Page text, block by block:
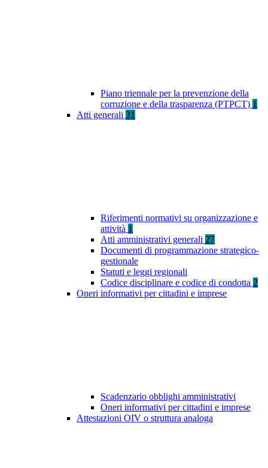
Piano triennale per la prevenzione della
corruzione e della trasparenza (PTPCT) 1
Atti generali 31
Riferimenti normativi su organizzazione e
attività 1
Atti amministrativi generali 27
Documenti di programmazione strategico-
gestionale
Statuti e leggi regionali
Codice disciplinare e codice di condotta 2
Oneri informativi per cittadini e imprese
Scadenzario obblighi amministrativi
Oneri informativi per cittadini e imprese
Attestazioni OIV o struttura analoga